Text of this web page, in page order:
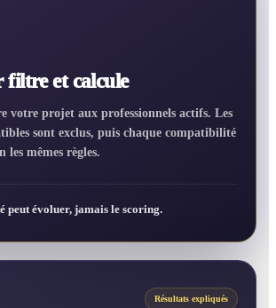
filtre et calcule
votre projet aux professionnels actifs. Les
sont exclus, puis chaque compatibilité
les mêmes règles.
peut évoluer, jamais le scoring.
Résultats expliqués